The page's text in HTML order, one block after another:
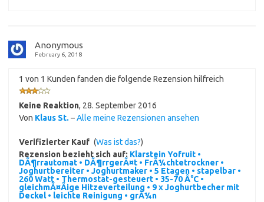
Anonymous
February 6, 2018
1 von 1 Kunden fanden die folgende Rezension hilfreich
Keine Reaktion, 28. September 2016
Von Klaus St. –Alle meine Rezensionen ansehen
Verifizierter Kauf (Was ist das?)
Rezension bezieht sich auf: Klarstein Yofruit •
DÃ¶rrautomat • DÃ¶rrgerÃ¤t • FrÃ¼chtetrockner •
Joghurtbereiter • Joghurtmaker • 5 Etagen • stapelbar •
260 Watt • Thermostat-gesteuert • 35-70 Â°C •
gleichmÃ¤Ãige Hitzeverteilung • 9 x Joghurtbecher mit
Deckel • leichte Reinigung • grÃ¼n